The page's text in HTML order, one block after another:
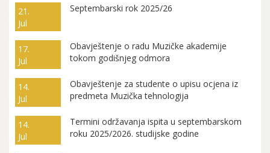
21.
Jul
Septembarski rok 2025/26
17.
Jul
Obavještenje o radu Muzičke akademije
tokom godišnjeg odmora
14.
Jul
Obavještenje za studente o upisu ocjena iz
predmeta Muzička tehnologija
14.
Jul
Termini održavanja ispita u septembarskom
roku 2025/2026. studijske godine